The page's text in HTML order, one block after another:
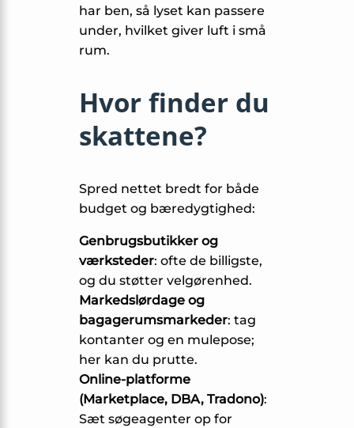
har ben, så lyset kan passere
under, hvilket giver luft i små
rum.
Hvor finder du
skattene?
Spred nettet bredt for både
budget og bæredygtighed:
Genbrugsbutikker og
værksteder: ofte de billigste,
og du støtter velgørenhed.
Markedslørdage og
bagagerums­markeder: tag
kontanter og en mulepose;
her kan du prutte.
Online-platforme
(Marketplace, DBA, Tradono):
Sæt søgeagenter op for